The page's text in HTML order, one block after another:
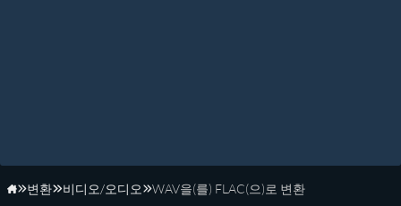
홈페이지
변환 비디오/오디오 WAV을(를) FLAC(으)로 변환